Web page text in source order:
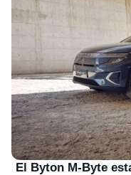
El Byton M-Byte